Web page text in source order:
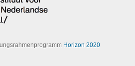
Horizon 2020